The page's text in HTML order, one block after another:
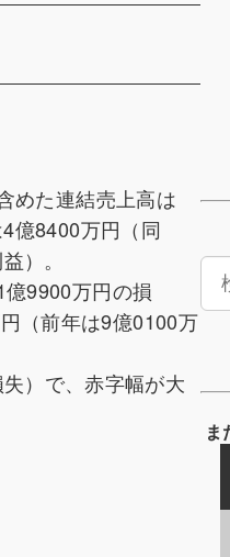
めた連結売上高は
億8400万円（同
）。
9900万円の損
（前年は9億0100万
）で、赤字幅が大
検
ま